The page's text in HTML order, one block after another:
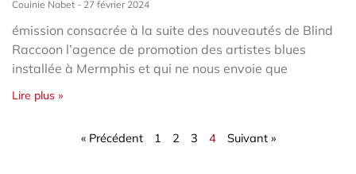
Couinie Nabet 27 février 2024
émission consacrée à la suite des nouveautés de Blind
Raccoon l’agence de promotion des artistes blues
installée à Mermphis et qui ne nous envoie que
Lire plus »
« Précédent 1 2 3 4 Suivant »